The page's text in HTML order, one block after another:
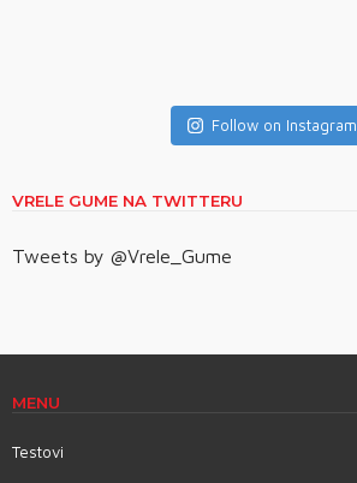
Follow on Instagram
VRELE GUME NA TWITTERU
Tweets by @Vrele_Gume
MENU
Testovi